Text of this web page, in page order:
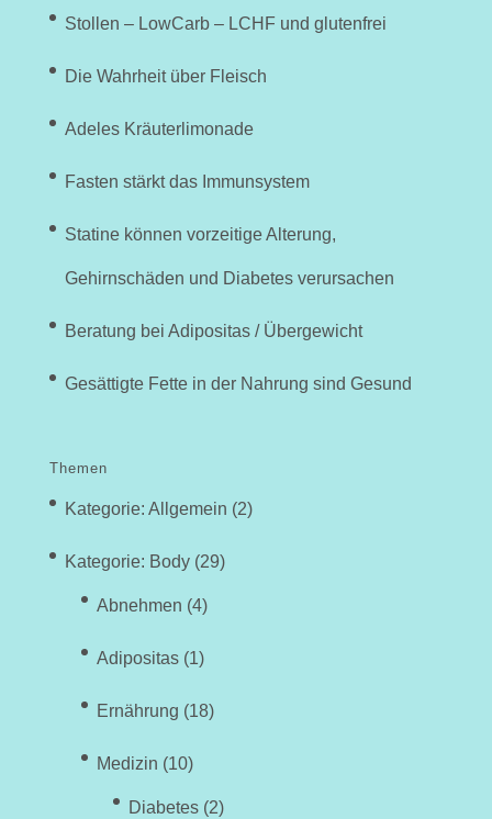
Stollen – LowCarb – LCHF und glutenfrei
Die Wahrheit über Fleisch
Adeles Kräuterlimonade
Fasten stärkt das Immunsystem
Statine können vorzeitige Alterung,
Gehirnschäden und Diabetes verursachen
Beratung bei Adipositas / Übergewicht
Gesättigte Fette in der Nahrung sind Gesund
Themen
Kategorie: Allgemein (2)
Kategorie: Body(29)
Abnehmen (4)
Adipositas(1)
Ernährung (18)
Medizin (10)
Diabetes(2)